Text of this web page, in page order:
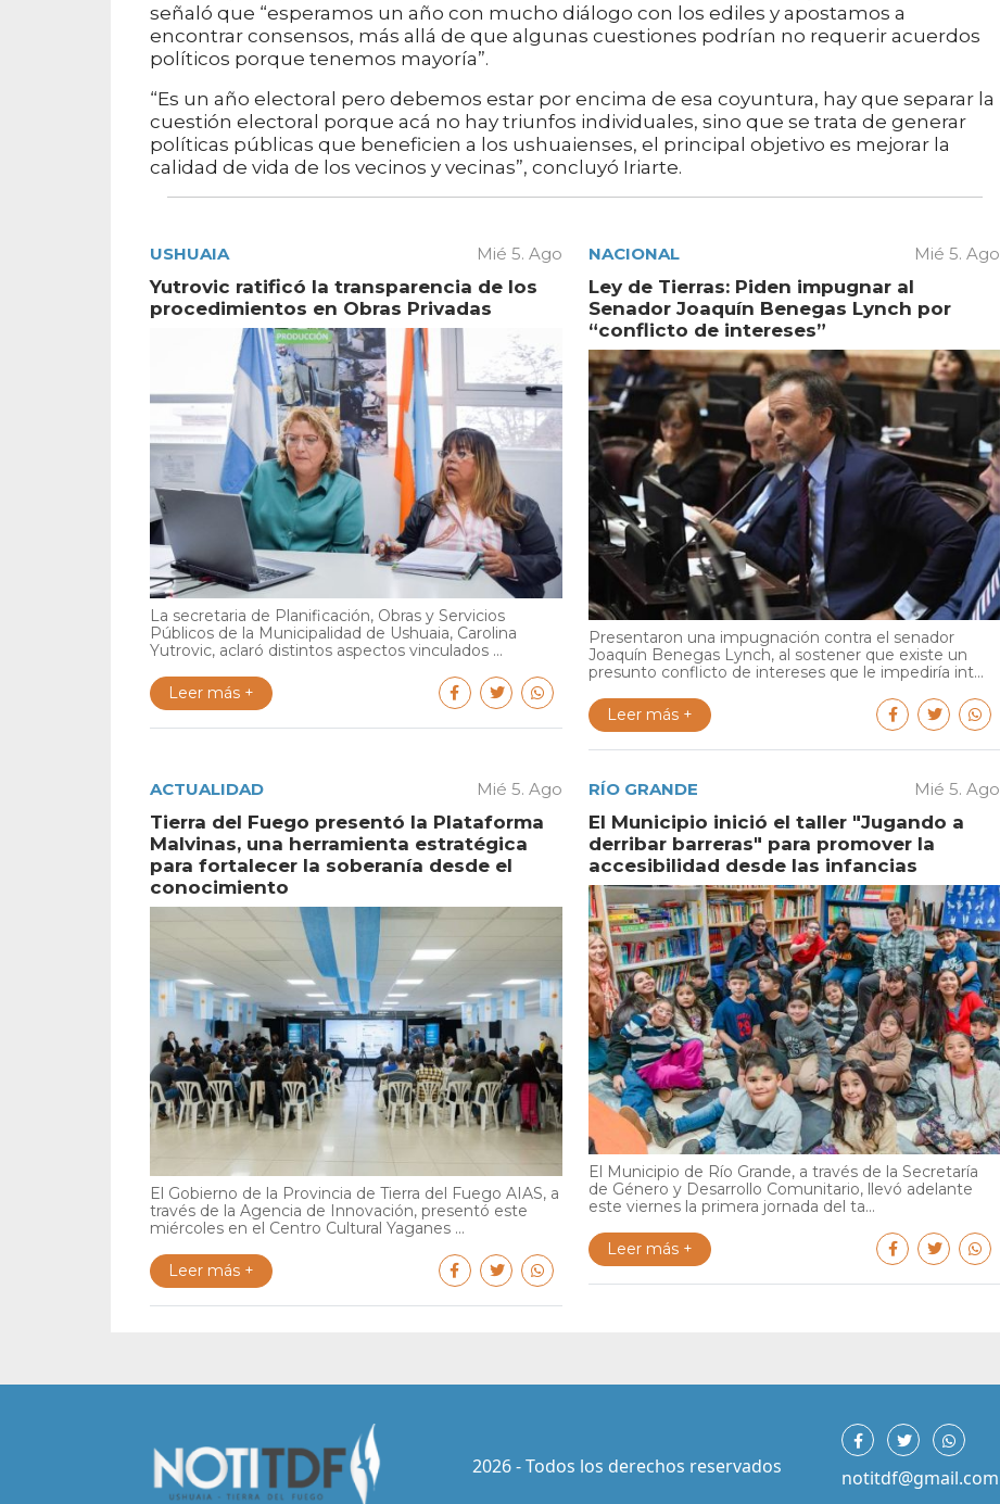
señaló que “esperamos un año con mucho diálogo con los ediles y apostamos a
encontrar consensos, más allá de que algunas cuestiones podrían no requerir acuerdos
políticos porque tenemos mayoría”.
“Es un año electoral pero debemos estar por encima de esa coyuntura, hay que separar la
cuestión electoral porque acá no hay triunfos individuales, sino que se trata de generar
políticas públicas que beneficien a los ushuaienses, el principal objetivo es mejorar la
calidad de vida de los vecinos y vecinas”, concluyó Iriarte.
USHUAIA Mié 5. Ago
Yutrovic ratificó la transparencia de los
procedimientos en Obras Privadas
La secretaria de Planificación, Obras y Servicios
Públicos de la Municipalidad de Ushuaia, Carolina
Yutrovic, aclaró distintos aspectos vinculados ...
Leer más +
NACIONAL Mié 5. Ago
Ley de Tierras: Piden impugnar al
Senador Joaquín Benegas Lynch por
“conflicto de intereses”
Presentaron una impugnación contra el senador
Joaquín Benegas Lynch, al sostener que existe un
presunto conflicto de intereses que le impediría int...
Leer más +
ACTUALIDAD Mié 5. Ago
Tierra del Fuego presentó la Plataforma
Malvinas, una herramienta estratégica
para fortalecer la soberanía desde el
conocimiento
El Gobierno de la Provincia de Tierra del Fuego AIAS, a
través de la Agencia de Innovación, presentó este
miércoles en el Centro Cultural Yaganes ...
Leer más +
RÍO GRANDE Mié 5. Ago
El Municipio inició el taller "Jugando a
derribar barreras" para promover la
accesibilidad desde las infancias
El Municipio de Río Grande, a través de la Secretaría
de Género y Desarrollo Comunitario, llevó adelante
este viernes la primera jornada del ta...
Leer más +
2026 - Todos los derechos reservados notitdf@gmail.com